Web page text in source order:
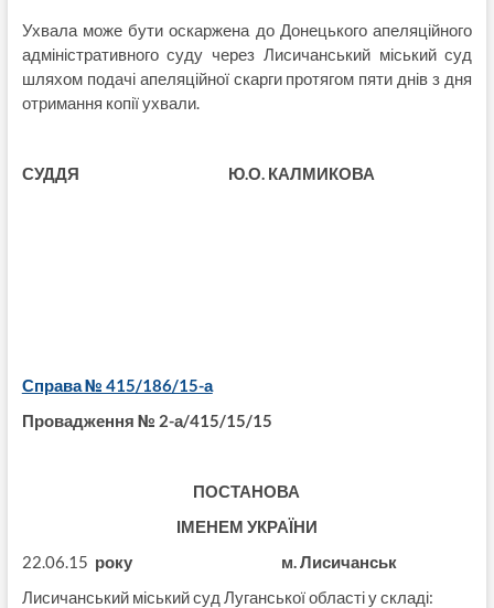
Ухвала може бути оскаржена до Донецького апеляційного
адміністративного суду через Лисичанський міський суд
шляхом подачі апеляційної скарги протягом пяти днів з дня
отримання копії ухвали.
СУДДЯ Ю.О. КАЛМИКОВА
Справа № 415/186/15-а
Провадження № 2-а/415/15/15
ПОСТАНОВА
ІМЕНЕМ УКРАЇНИ
22.06.15 року м. Лисичанськ
Лисичанський міський суд Луганської області у складі: